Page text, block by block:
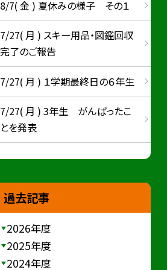
8/7( 金 ) 夏休みの様子 その１
7/27( 月 ) スキー用品・図鑑回収
完了のご報告
7/27( 月 ) １学期最終日の６年生
7/27( 月 ) 3年生 がんばったこ
とを発表
過去記事
2026年度
2025年度
2024年度